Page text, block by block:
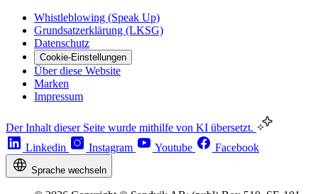
Whistleblowing (Speak Up)
Grundsatzerklärung (LKSG)
Datenschutz
Cookie-Einstellungen
Über diese Website
Marken
Impressum
Der Inhalt dieser Seite wurde mithilfe von KI übersetzt.
Linkedin
Instagram Youtube Facebook
Sprache wechseln